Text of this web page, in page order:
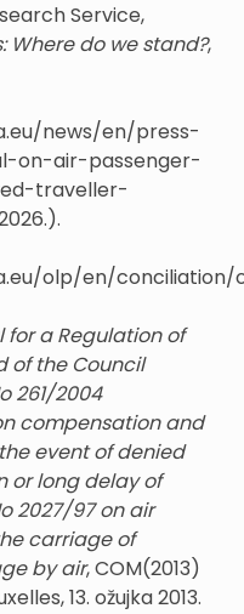
Service,
Where do we stand?,
news/en/press-
on-air-passenger-
traveller-
olp/en/conciliation/
for a Regulation of
of the Council
261/2004
compensation and
event of denied
or long delay of
2027/97 on air
carriage of
by air, COM(2013)
13. ožujka 2013.